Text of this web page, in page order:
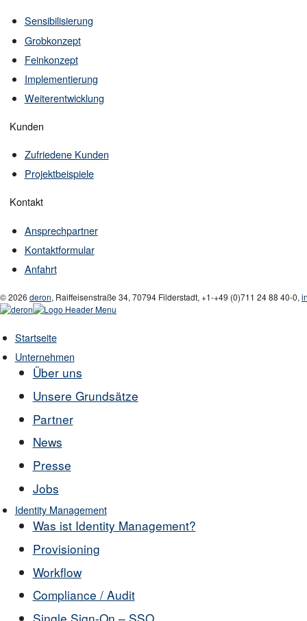
Sensibilisierung
Grobkonzept
Feinkonzept
Implementierung
Weiterentwicklung
Kunden
Zufriedene Kunden
Projektbeispiele
Kontakt
Ansprechpartner
Kontaktformular
Anfahrt
© 2026 deron, Raiffeisenstraße 34, 70794 Filderstadt, +1-+49 (0)711 24 88 40-0,
Startseite
Unternehmen
Über uns
Unsere Grundsätze
Partner
News
Presse
Jobs
Identity Management
Was ist Identity Management?
Provisioning
Workflow
Compliance / Audit